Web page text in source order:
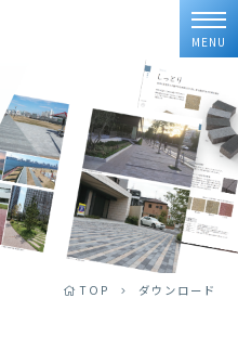
MENU
TOP ダウンロード